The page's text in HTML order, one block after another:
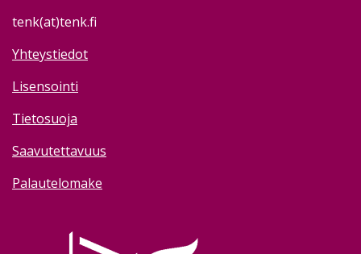
tenk(at)tenk.fi
Yhteystiedot
Lisensointi
Tietosuoja
Saavutettavuus
Palautelomake